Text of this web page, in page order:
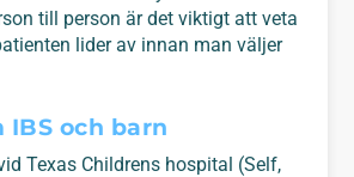
till person är det viktigt att veta
lider av innan man väljer
IBS och barn
Texas Childrens hospital (Self,